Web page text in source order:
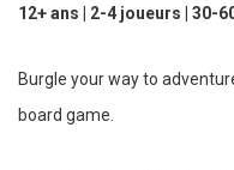
12+ ans | 2-4 joueurs | 30-
Burgle your way to
board game.